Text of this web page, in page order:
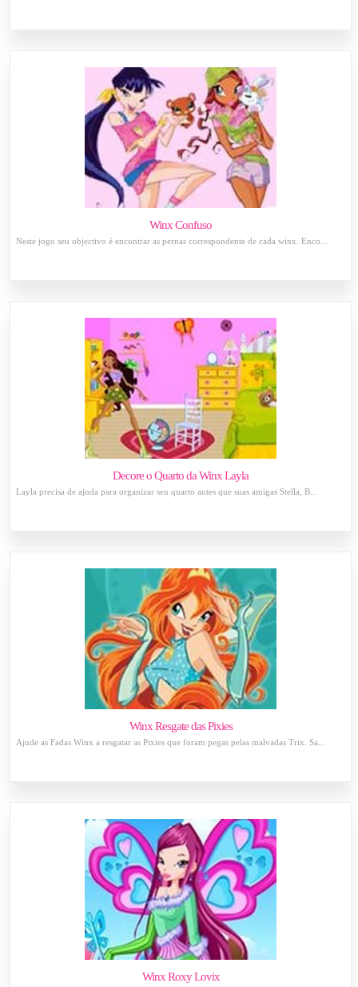
Winx Confuso
Neste jogo seu objectivo é encontrar as pernas correspondente de cada winx. Enco...
Decore o Quarto da Winx Layla
Layla precisa de ajuda para organizar seu quarto antes que suas amigas Stella, B...
Winx Resgate das Pixies
Ajude as Fadas Winx a resgatar as Pixies que foram pegas pelas malvadas Trix. Sa...
Winx Roxy Lovix